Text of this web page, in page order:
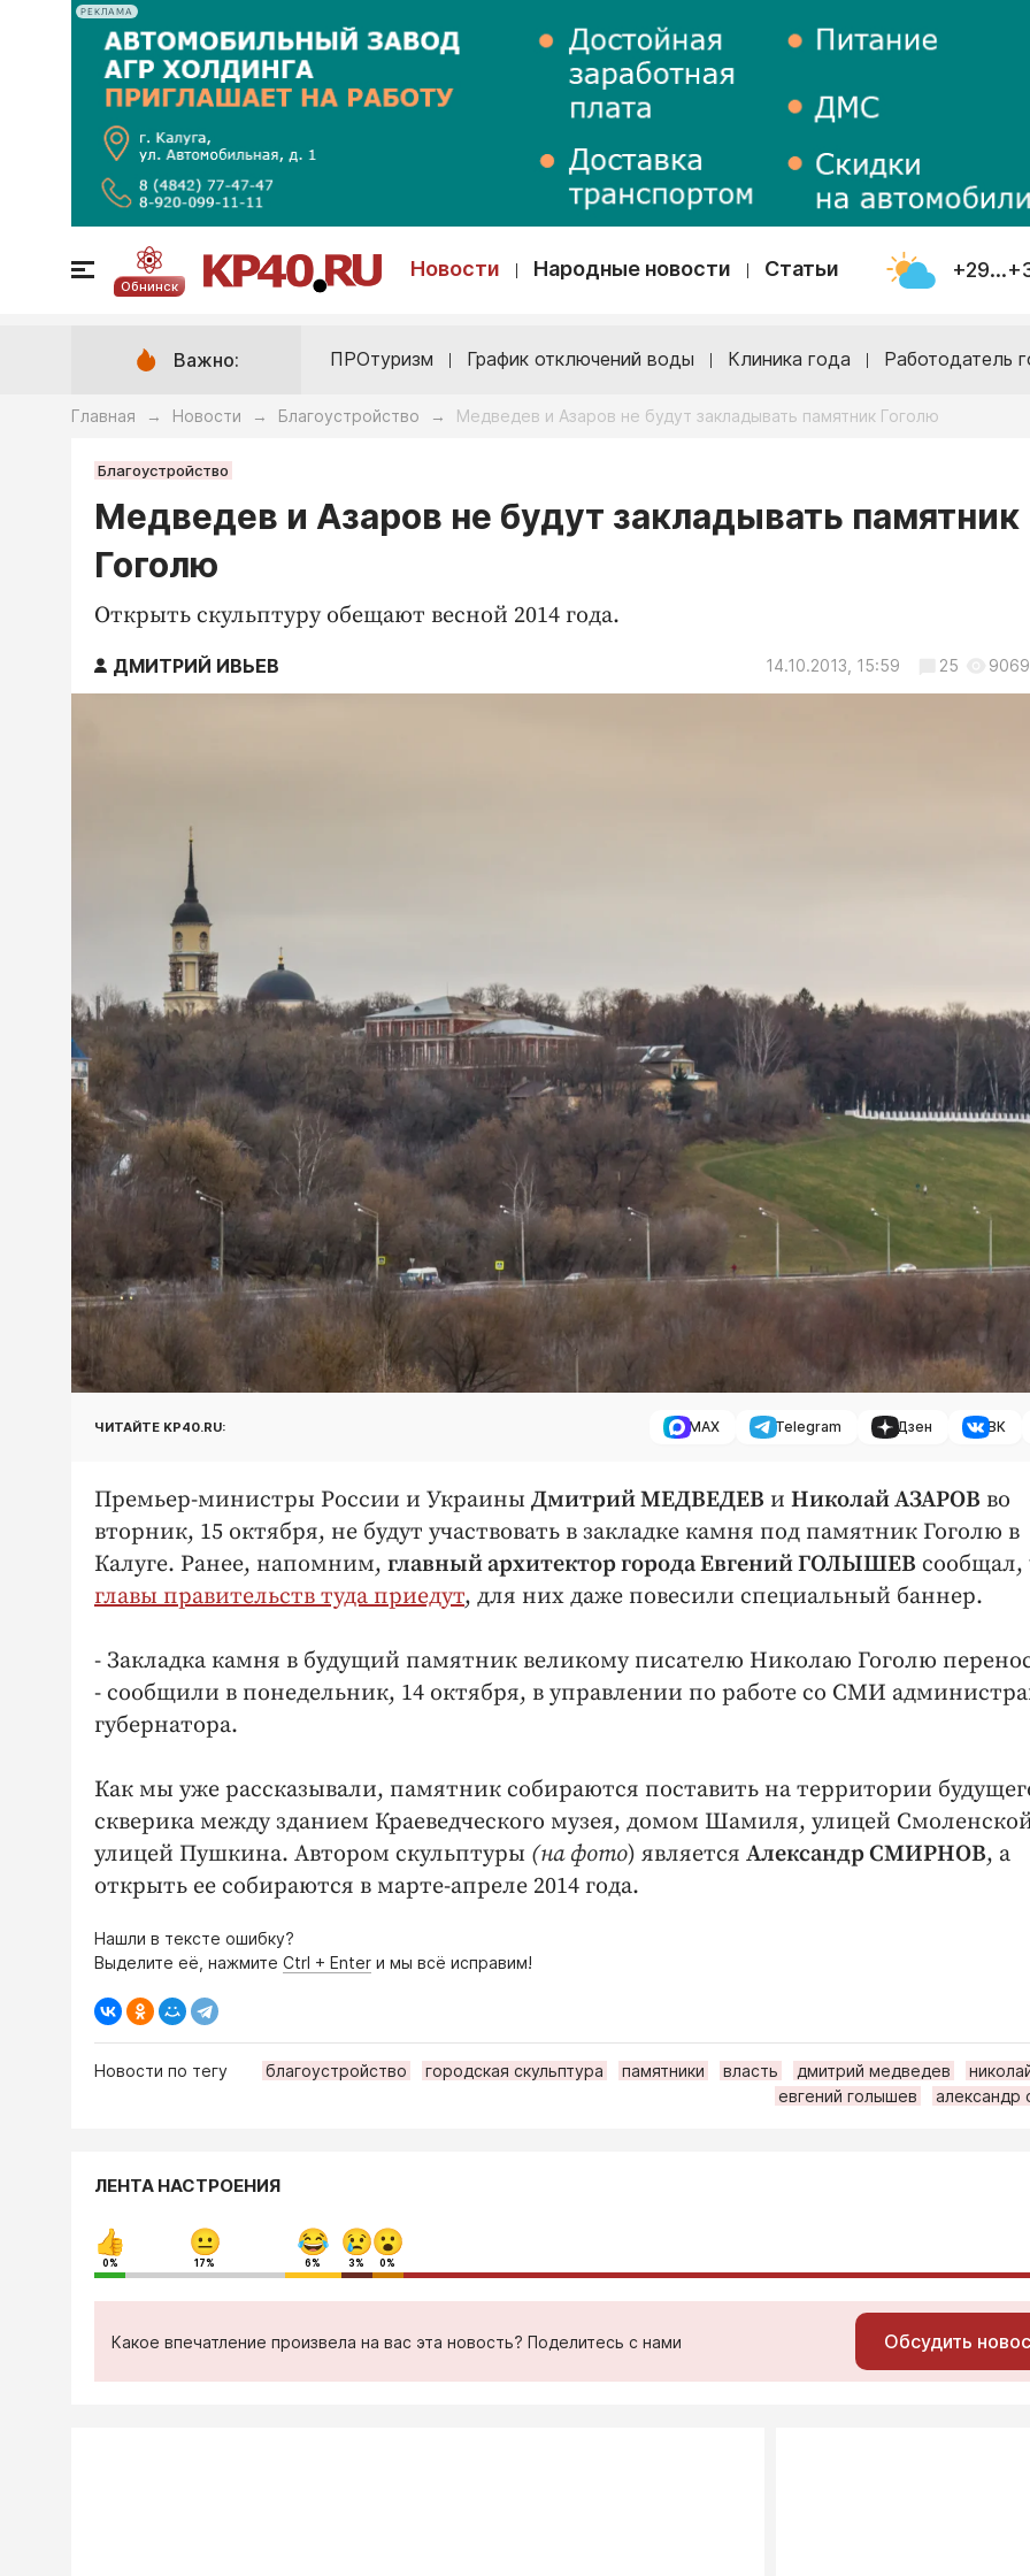
РЕКЛАМА
Обнинск
Новости Народные новости Статьи
Важно: ПРОтуризм График отключений воды Клиника года Работодатель
Главная → Новости → Благоустройство → Медведев и Азаров не будут закладывать памятник Гоголю
Благоустройство
Медведев и Азаров не будут закладывать памятник
Гоголю
Открыть скульптуру обещают весной 2014 года.
ДМИТРИЙ ИВЬЕВ 14.10.2013, 15:59 25 9069
ЧИТАЙТЕ KP40.RU: MAX Telegram Дзен ВК
Премьер-министры России и Украины Дмитрий МЕДВЕДЕВ и Николай АЗАРОВ во
вторник, 15 октября, не будут участвовать в закладке камня под памятник Гоголю в
Калуге. Ранее, напомним, главный архитектор города Евгений ГОЛЫШЕВ сообщал,
главы правительств туда приедут, для них даже повесили специальный баннер.
- Закладка камня в будущий памятник великому писателю Николаю Гоголю
- сообщили в понедельник, 14 октября, в управлении по работе со СМИ
губернатора.
Как мы уже рассказывали, памятник собираются поставить на территории
скверика между зданием Краеведческого музея, домом Шамиля, улицей
улицей Пушкина. Автором скульптуры (на фото) является Александр СМИРНОВ, а
открыть ее собираются в марте-апреле 2014 года.
Нашли в тексте ошибку?
Выделите её, нажмите Ctrl + Enter и мы всё исправим!
Новости по тегу благоустройство городская скульптура памятники власть дмитрий медведев
евгений голышев
александр
ЛЕНТА НАСТРОЕНИЯ
0% 17% 6% 3% 0%
Какое впечатление произвела на вас эта новость? Поделитесь с нами Обсудить